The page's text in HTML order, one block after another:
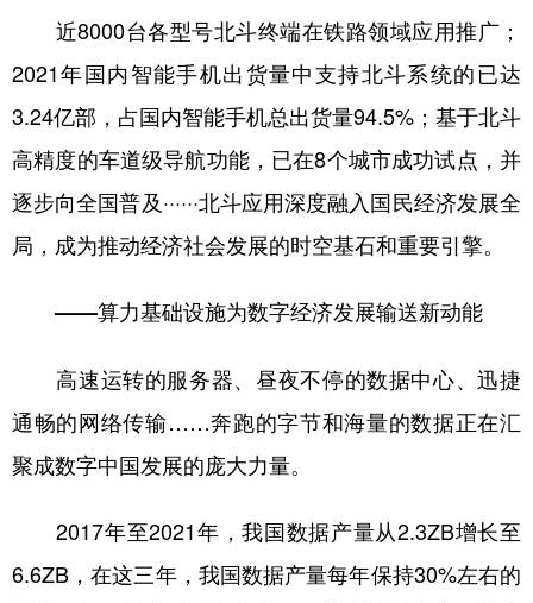
近8000台各型号北斗终端在铁路领域应用推广；
2021年国内智能手机出货量中支持北斗系统的已达
3.24亿部，占国内智能手机总出货量94.5%；基于北斗
高精度的车道级导航功能，已在8个城市成功试点，并
逐步向全国普及······北斗应用深度融入国民经济发展全
局，成为推动经济社会发展的时空基石和重要引擎。
——算力基础设施为数字经济发展输送新动能
高速运转的服务器、昼夜不停的数据中心、迅捷
通畅的网络传输……奔跑的字节和海量的数据正在汇
聚成数字中国发展的庞大力量。
2017年至2021年，我国数据产量从2.3ZB增长至
6.6ZB，在这三年，我国数据产量每年保持30%左右的